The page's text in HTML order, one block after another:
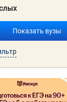
Показать вузы